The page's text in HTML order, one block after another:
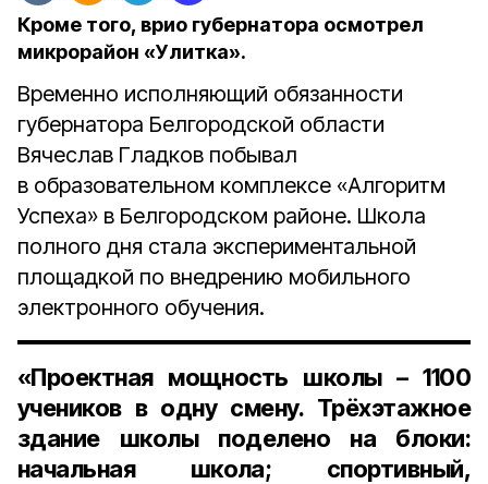
Кроме того, врио губернатора осмотрел
микрорайон «Улитка».
Временно исполняющий обязанности
губернатора Белгородской области
Вячеслав Гладков побывал
в образовательном комплексе «Алгоритм
Успеха» в Белгородском районе. Школа
полного дня стала экспериментальной
площадкой по внедрению мобильного
электронного обучения.
«Проектная мощность школы – 1100
учеников в одну смену. Трёхэтажное
здание школы поделено на блоки:
начальная школа; спортивный,